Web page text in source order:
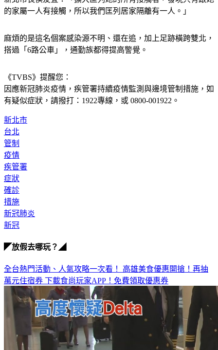
的家屬一人有接觸，所以我們匡列居家隔離有一人。」
麻煩的是這名個案感染源不明、還在追，加上足跡橫跨雙北，
搭過「6路公車」，通勤族都得提高警覺。
《TVBS》提醒您：
因應新冠肺炎疫情，疾管署持續疫情監測與邊境管制措施， 如
有疑似症狀，請撥打：1922專線，或 0800-001922。
新北市
台北
管制
疫情
疾管署
症狀
確診
措施
新冠肺炎
新冠
◤放假去哪玩？◢
全台熱門活動、人氣攻略一次看！ 高雄美食優惠開搶！再抽
萬元住宿券 下載食尚玩家APP！免費領取優惠券